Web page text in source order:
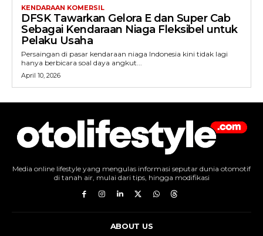
KENDARAAN KOMERSIL
DFSK Tawarkan Gelora E dan Super Cab
Sebagai Kendaraan Niaga Fleksibel untuk
Pelaku Usaha
Persaingan di pasar kendaraan niaga Indonesia kini tidak lagi
hanya berbicara soal daya angkut...
April 10, 2026
Media online lifestyle yang mengulas informasi seputar dunia otomotif
di tanah air, mulai dari tips, hingga modifikasi
ABOUT US